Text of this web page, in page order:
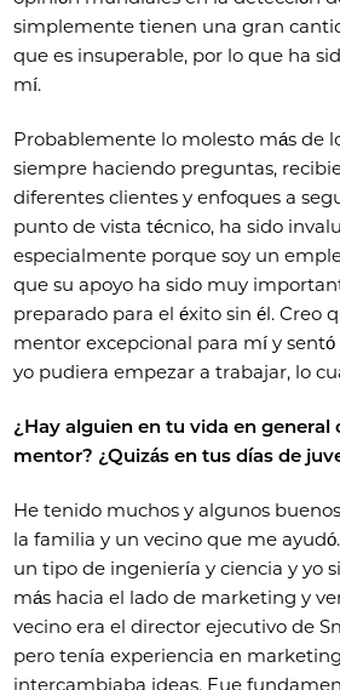
simplemente tienen una gran
que es insuperable, por lo que ha
mí.
Probablemente lo molesto más de
siempre haciendo preguntas,
diferentes clientes y enfoques a
punto de vista técnico, ha sido
especialmente porque soy un
que su apoyo ha sido muy
preparado para el éxito sin él. Creo
mentor excepcional para mí y sentó
yo pudiera empezar a trabajar, lo
¿Hay alguien en tu vida en general
mentor? ¿Quizás en tus días de
He tenido muchos y algunos
la familia y un vecino que me
un tipo de ingeniería y ciencia y yo
más hacia el lado de marketing y
vecino era el director ejecutivo de
pero tenía experiencia en
intercambiaba ideas. Fue